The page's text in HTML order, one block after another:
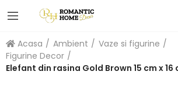
Acasa Ambient
Vaze si figurine
Figurine Decor
Elefant din rasina Gold Brown 15 cm x 16